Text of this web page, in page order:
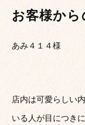
お客様から
あみ４１４
店内は可愛らしい
いる人が目につき